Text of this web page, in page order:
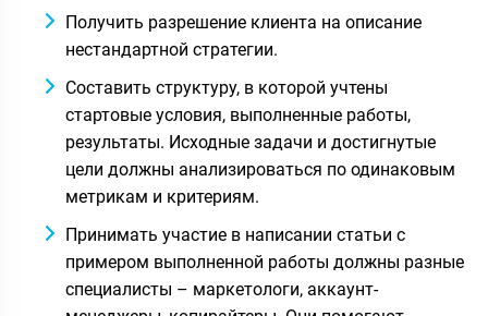
Получить разрешение клиента на описание
нестандартной стратегии.
Составить структуру, в которой учтены
стартовые условия, выполненные работы,
результаты. Исходные задачи и достигнутые
цели должны анализироваться по одинаковым
метрикам и критериям.
Принимать участие в написании статьи с
примером выполненной работы должны разные
специалисты – маркетологи, аккаунт-